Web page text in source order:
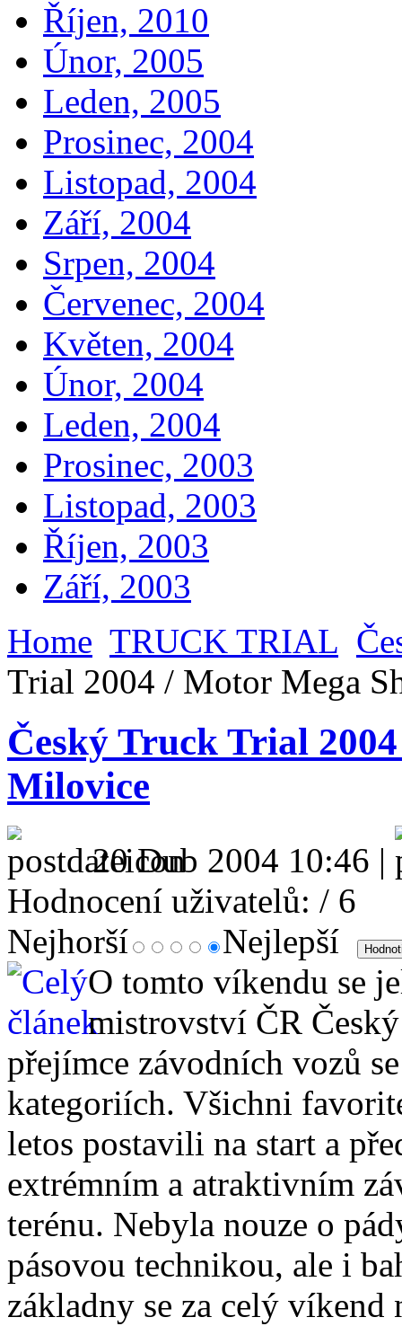
Říjen, 2010
Únor, 2005
Leden, 2005
Prosinec, 2004
Listopad, 2004
Září, 2004
Srpen, 2004
Červenec, 2004
Květen, 2004
Únor, 2004
Leden, 2004
Prosinec, 2003
Listopad, 2003
Říjen, 2003
Září, 2003
Home TRUCK TRIAL
Trial 2004 / Motor Mega
Český Truck Trial
Milovice
20 Dub 2004 10:46 |
Hodnocení uživatelů: / 6
Nejhorší
Nejlepší
O tomto víkendu se
mistrovství ČR
přejímce závodních vozů
kategoriích. Všichni
letos postavili na start a
extrémním a atraktivním
terénu. Nebyla nouze o
pásovou technikou, ale i
základny se za celý